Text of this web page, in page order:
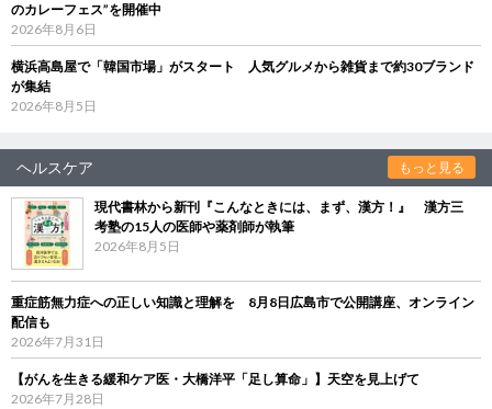
のカレーフェス”を開催中
2026年8月6日
横浜高島屋で「韓国市場」がスタート 人気グルメから雑貨まで約30ブランド
が集結
2026年8月5日
ヘルスケア もっと見る
現代書林から新刊『こんなときには、まず、漢方！』 漢方三
考塾の15人の医師や薬剤師が執筆
2026年8月5日
重症筋無力症への正しい知識と理解を 8月8日広島市で公開講座、オンライン
配信も
2026年7月31日
【がんを生きる緩和ケア医・大橋洋平「足し算命」】天空を見上げて
2026年7月28日